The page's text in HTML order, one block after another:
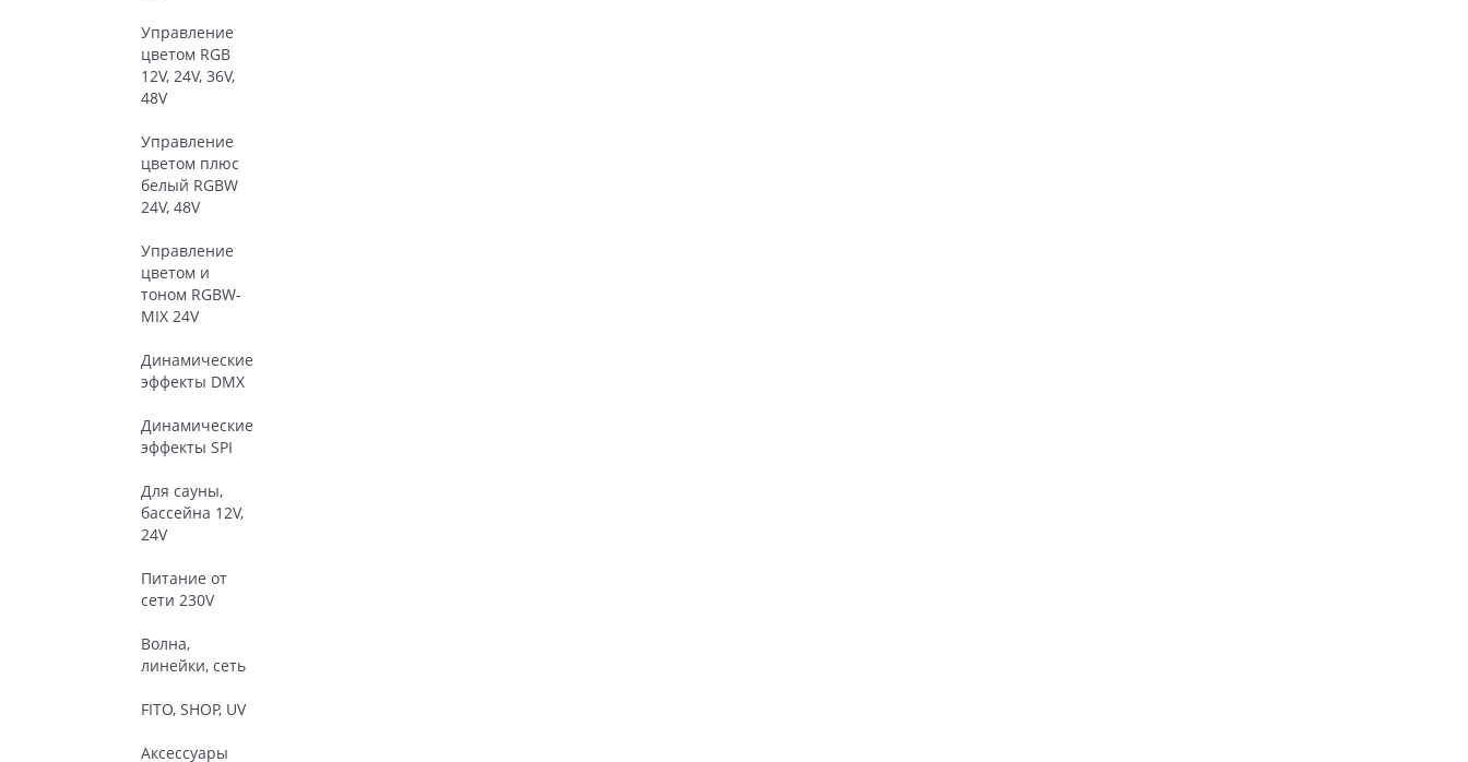
Управление
цветом RGB
12V, 24V, 36V,
48V
Управление
цветом плюс
белый RGBW
24V, 48V
Управление
цветом и
тоном RGBW-
MIX 24V
Динамические
эффекты DMX
Динамические
эффекты SPI
Для сауны,
бассейна 12V,
24V
Питание от
сети 230V
Волна,
линейки, сеть
FITO, SHOP, UV
Аксессуары